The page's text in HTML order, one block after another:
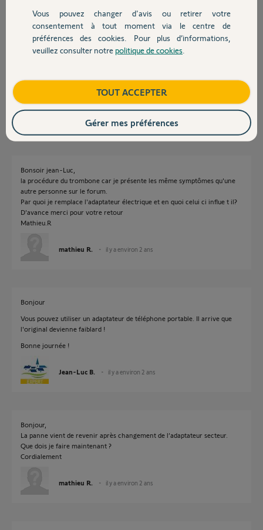
Devis avec un pro
Contact
Réponses
Bonsoir jean-Luc,
la procédure du trombone car je présente les même symptômes qu'une
autre personne sur le forum.
Par quoi je remplace l'adaptateur électrique et en quoi celui ci influe t il?
D'avance merci pour votre retour
Mathieu.R
mathieu R. il y a environ 2 ans
Bonjour
Vous pouvez utiliser un adaptateur de téléphone portable. Il arrive que
l'original devienne faiblard !
Bonne journée !
Jean-Luc B. il y a environ 2 ans
Bonjour,
La panne vient de revenir après changement de l’adaptateur secteur.
Que dois je faire maintenant ?
Cordialement
mathieu R. il y a environ 2 ans
Vous pouvez changer d'avis ou retirer votre
consentement à tout moment via le centre de
préférences des cookies. Pour plus d’informations,
veuillez consulter notre politique de cookies
TOUT ACCEPTER
Gérer mes préférences